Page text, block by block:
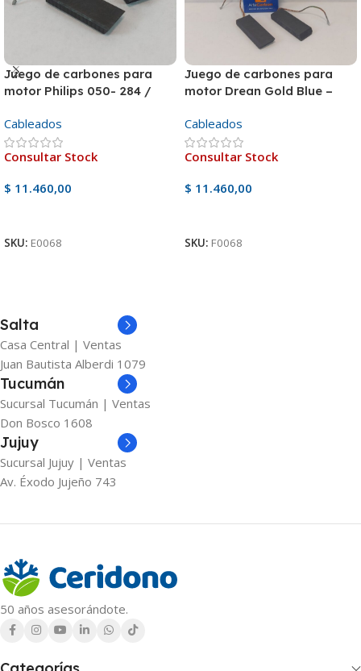
Juego de carbones para
motor Philips 050- 284 /
Cableados
Consultar Stock
$ 11.460,00
SKU: E0068
Juego de carbones para
motor Drean Gold Blue –
Cableados
Consultar Stock
$ 11.460,00
SKU: F0068
Salta
Casa Central | Ventas
Juan Bautista Alberdi 1079
Tucumán
Sucursal Tucumán | Ventas
Don Bosco 1608
Jujuy
Sucursal Jujuy | Ventas
Av. Éxodo Jujeño 743
50 años asesorándote.